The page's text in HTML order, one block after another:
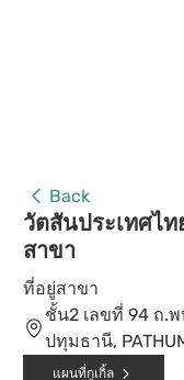
Back
วัตสันประเทศไท
สาขา
ที่อยู่สาขา
ชั้น2 เลขที่ 94 ถ.
ปทุมธานี,
แผนที่กูเกิ้ล